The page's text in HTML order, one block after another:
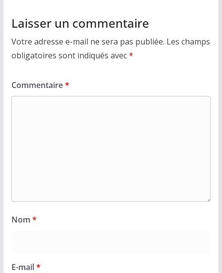
Laisser un commentaire
Votre adresse e-mail ne sera pas publiée. Les champs
obligatoires sont indiqués avec*
Commentaire*
Nom *
E-mail*